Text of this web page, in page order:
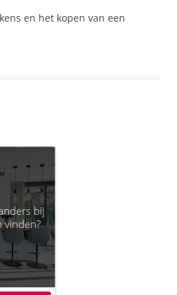
en het kopen van een